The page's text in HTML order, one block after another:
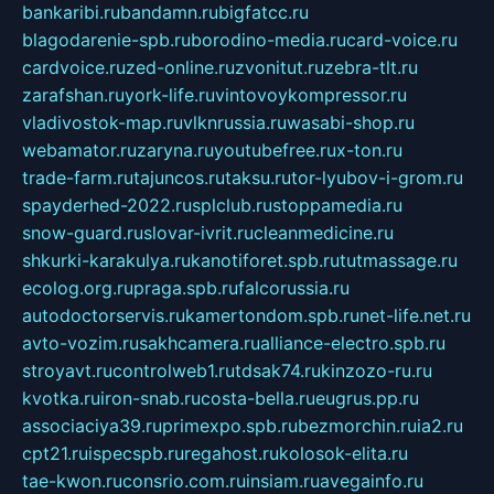
bankaribi.rubandamn.rubigfatcc.ru
blagodarenie-spb.ruborodino-media.rucard-voice.ru
cardvoice.ruzed-online.ruzvonitut.ruzebra-tlt.ru
zarafshan.ruyork-life.ruvintovoykompressor.ru
vladivostok-map.ruvlknrussia.ruwasabi-shop.ru
webamator.ruzaryna.ruyoutubefree.rux-ton.ru
trade-farm.rutajuncos.rutaksu.rutor-lyubov-i-grom.ru
spayderhed-2022.rusplclub.rustoppamedia.ru
snow-guard.ruslovar-ivrit.rucleanmedicine.ru
shkurki-karakulya.rukanotiforet.spb.rututmassage.ru
ecolog.org.rupraga.spb.rufalcorussia.ru
autodoctorservis.rukamertondom.spb.runet-life.net.ru
avto-vozim.rusakhcamera.rualliance-electro.spb.ru
stroyavt.rucontrolweb1.rutdsak74.rukinzozo-ru.ru
kvotka.ruiron-snab.rucosta-bella.rueugrus.pp.ru
associaciya39.ruprimexpo.spb.rubezmorchin.ruia2.ru
cpt21.ruispecspb.ruregahost.rukolosok-elita.ru
tae-kwon.ruconsrio.com.ruinsiam.ruavegainfo.ru